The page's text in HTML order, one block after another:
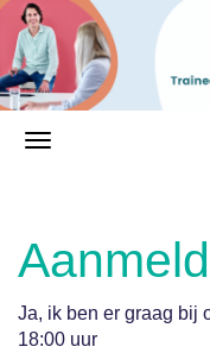
Ja, ik ben er graag bij
18:00 uur